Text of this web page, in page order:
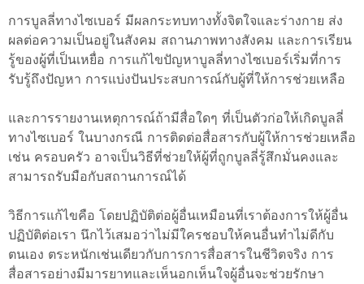
การบูลลี่ทางไซเบอร์ มีผลกระทบทางทั้งจิตใจและร่างกาย ส่ง
ผลต่อความเป็นอยู่ในสังคม สถานภาพทางสังคม และการเรียน
รู้ของผู้ที่เป็นเหยื่อ การแก้ไขปัญหาบูลลี่ทางไซเบอร์เริ่มที่การ
รับรู้ถึงปัญหา การแบ่งปันประสบการณ์กับผู้ที่ให้การช่วยเหลือ
และการรายงานเหตุการณ์ถ้ามีสื่อใดๆ ที่เป็นตัวก่อให้เกิดบูลลี่
ทางไซเบอร์ ในบางกรณี การติดต่อสื่อสารกับผู้ให้การช่วยเหลือ
เช่น ครอบครัว อาจเป็นวิธีที่ช่วยให้ผู้ที่ถูกบูลลี่รู้สึกมั่นคงและ
สามารถรับมือกับสถานการณ์ได้
วิธีการแก้ไขคือ โดยปฏิบัติต่อผู้อื่นเหมือนที่เราต้องการให้ผู้อื่น
ปฏิบัติต่อเรา นึกไว้เสมอว่าไม่มีใครชอบให้คนอื่นทำไม่ดีกับ
ตนเอง ตระหนักเช่นเดียวกับการการสื่อสารในชีวิตจริง การ
สื่อสารอย่างมีมารยาทและเห็นอกเห็นใจผู้อื่นจะช่วยรักษา